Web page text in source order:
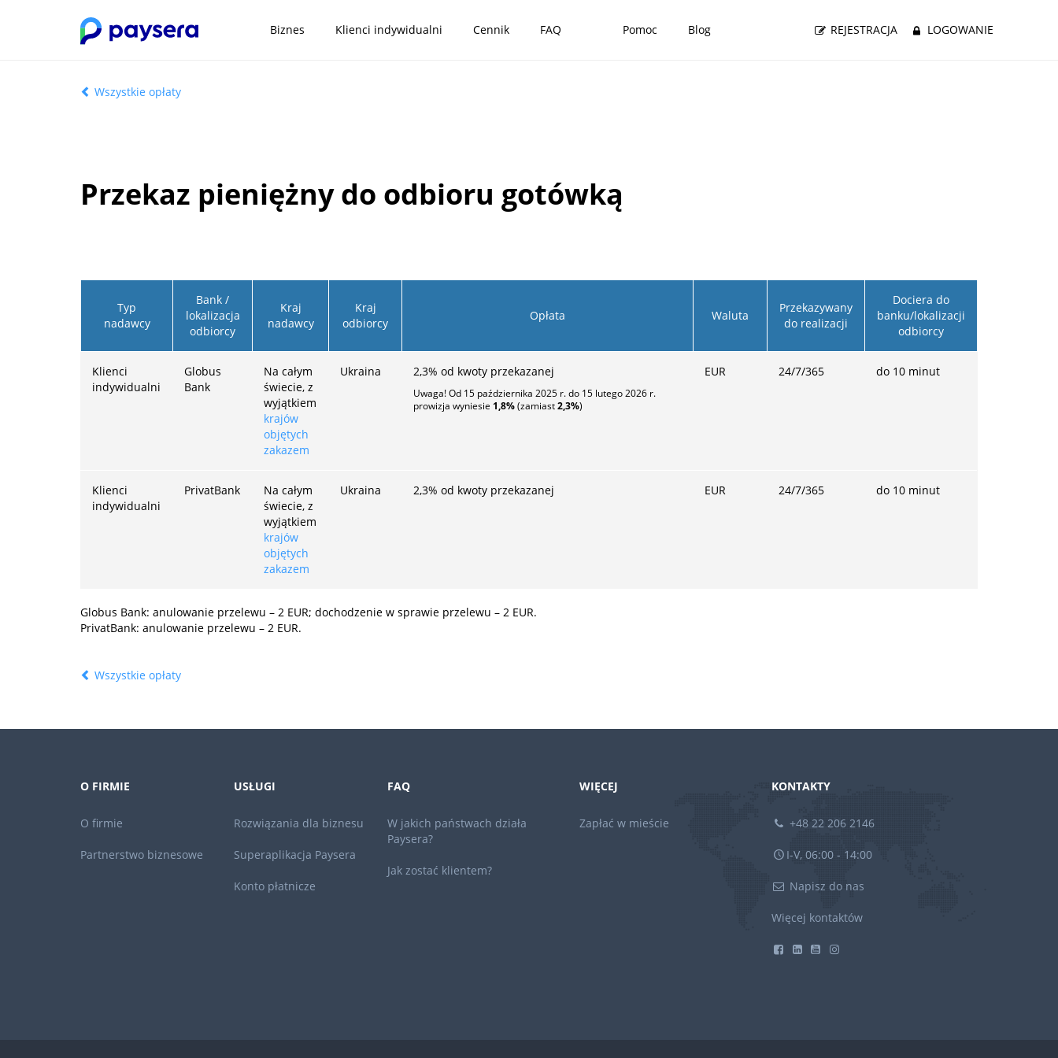
Biznes Klienci indywidualni Cennik FAQ Pomoc Blog REJESTRACJA LOGOWANIE
Wszystkie opłaty
Przekaz pieniężny do odbioru gotówką
Typ
nadawcy
Bank /
lokalizacja
odbiorcy
Kraj
nadawcy
Kraj
odbiorcy
Opłata Waluta
Przekazywany
do realizacji
Dociera do
banku/lokalizacji
odbiorcy
Klienci
indywidualni
Globus
Bank
Na całym
świecie, z
wyjątkiem
krajów
objętych
zakazem
Ukraina 2,3% od kwoty przekazanej
Uwaga! Od 15 października 2025 r. do 15 lutego 2026 r.
prowizja wyniesie 1,8% (zamiast 2,3%)
EUR 24/7/365 do 10 minut
Klienci
indywidualni
PrivatBank
Na całym
świecie, z
wyjątkiem
krajów
objętych
zakazem
Ukraina 2,3% od kwoty przekazanej EUR 24/7/365 do 10 minut
Globus Bank: anulowanie przelewu – 2 EUR; dochodzenie w sprawie przelewu – 2 EUR.
PrivatBank: anulowanie przelewu – 2 EUR.
Wszystkie opłaty
O FIRMIE
O firmie
Partnerstwo biznesowe
USŁUGI
Rozwiązania dla biznesu
Superaplikacja Paysera
Konto płatnicze
FAQ
W jakich państwach działa
Paysera?
Jak zostać klientem?
WIĘCEJ
Zapłać w mieście
KONTAKTY
+48 22 206 2146
I-V, 06:00 - 14:00
Napisz do nas
Więcej kontaktów